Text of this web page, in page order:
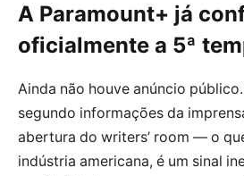
A Paramount+ já
oficialmente a 5ª
Ainda não houve anúncio
segundo informações da
abertura do writers’ room — o
indústria americana, é um sinal